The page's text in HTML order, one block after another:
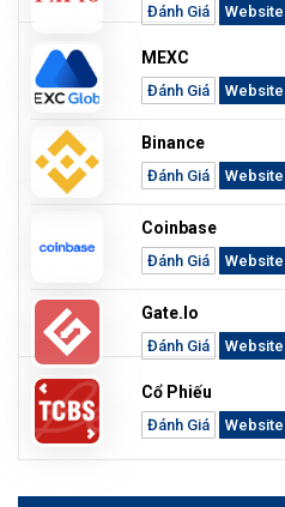
Đánh Giá Website
MEXC
Đánh Giá Website
Binance
Đánh Giá Website
Coinbase
Đánh Giá Website
Gate.io
Đánh Giá Website
Cổ Phiếu
Đánh Giá Website